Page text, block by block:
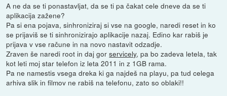
A ne da se ti ponastavljat, da se ti pa čakat cele dneve da se ti
aplikacija zažene?
Pa si ena pojava, sinhroniziraj si vse na google, naredi reset in ko
se prijaviš se ti sinhronizirajo aplikacije nazaj. Edino kar rabiš je
prijava v vse račune in na novo nastavit odzadje.
Zraven še naredi root in daj gorservicely, pa bo zadeva letela, tak
kot leti moj star telefon iz leta 2011 in z 1GB rama.
Pa ne namestis vsega dreka ki ga najdeš na playu, pa tud celega
arhiva slik in filmov ne rabiš na telefonu, zato so oblaki!!